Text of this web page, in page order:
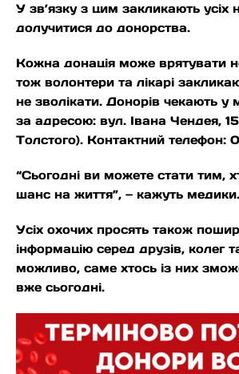
У зв’язку з цим закликають усіх
долучитися до донорства.
Кожна донація може врятувати
тож волонтери та лікарі
не зволікати. Донорів чекають у
за адресою: вул. Івана Чендея,
Толстого). Контактний телефон:
“Сьогодні ви можете стати тим,
шанс на життя”, — кажуть медики.
Усіх охочих просять також
інформацію серед друзів, колег
можливо, саме хтось із них
вже сьогодні.